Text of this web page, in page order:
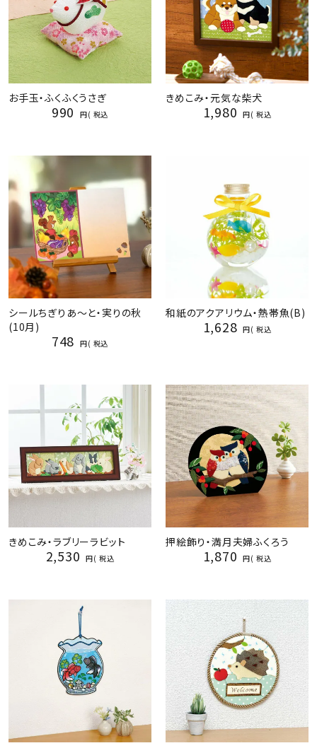
お手玉・ふくふくうさぎ
990 税込
きめこみ・元気な柴犬
1,980 税込
シールちぎりあ～と・実りの秋
(10月)
748 税込
和紙のアクアリウム・熱帯魚(B)
1,628 税込
きめこみ・ラブリーラビット
2,530 税込
押絵飾り・満月夫婦ふくろう
1,870 税込